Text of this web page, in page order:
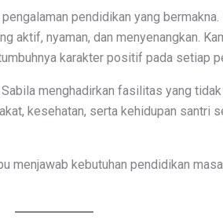
pendidikan yang
aktif, nyaman, dan menyenangkan.
karakter positif pada setiap
menghadirkan fasilitas yang
kesehatan, serta kehidupan santri
menjawab kebutuhan pendidikan